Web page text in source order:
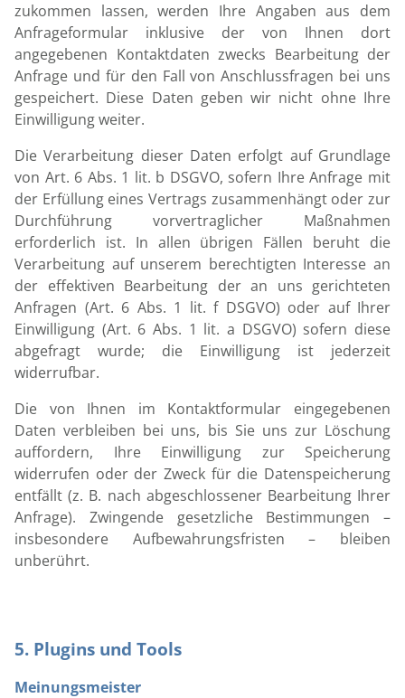
zukommen lassen, werden Ihre Angaben aus dem
Anfrageformular inklusive der von Ihnen dort
angegebenen Kontaktdaten zwecks Bearbeitung der
Anfrage und für den Fall von Anschlussfragen bei uns
gespeichert. Diese Daten geben wir nicht ohne Ihre
Einwilligung weiter.
Die Verarbeitung dieser Daten erfolgt auf Grundlage
von Art. 6 Abs. 1 lit. b DSGVO, sofern Ihre Anfrage mit
der Erfüllung eines Vertrags zusammenhängt oder zur
Durchführung vorvertraglicher Maßnahmen
erforderlich ist. In allen übrigen Fällen beruht die
Verarbeitung auf unserem berechtigten Interesse an
der effektiven Bearbeitung der an uns gerichteten
Anfragen (Art. 6 Abs. 1 lit. f DSGVO) oder auf Ihrer
Einwilligung (Art. 6 Abs. 1 lit. a DSGVO) sofern diese
abgefragt wurde; die Einwilligung ist jederzeit
widerrufbar.
Die von Ihnen im Kontaktformular eingegebenen
Daten verbleiben bei uns, bis Sie uns zur Löschung
auffordern, Ihre Einwilligung zur Speicherung
widerrufen oder der Zweck für die Datenspeicherung
entfällt (z. B. nach abgeschlossener Bearbeitung Ihrer
Anfrage). Zwingende gesetzliche Bestimmungen –
insbesondere Aufbewahrungsfristen – bleiben
unberührt.
5. Plugins und Tools
Meinungsmeister